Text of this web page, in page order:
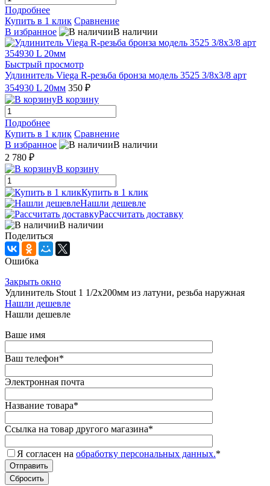
Подробнее
Купить в 1 клик Сравнение
В избранное
В наличии
Быстрый просмотр
Удлинитель Viega R-резьба бронза модель 3525 3/8x3/8 арт
354930 L 20мм 350 ₽
В корзину
Подробнее
Купить в 1 клик Сравнение
В избранное
В наличии
2 780 ₽
В корзину
Купить в 1 клик
Нашли дешевле
Рассчитать доставку
В наличии
Поделиться
Ошибка
Закрыть окно
Удлинитель Stout 1 1/2x200мм из латуни, резьба наружная
Нашли дешевле
Нашли дешевле
Ваше имя
Ваш телефон*
Электронная почта
Название товара*
Ссылка на товар другого магазина*
Я согласен на обработку персональных данных.*